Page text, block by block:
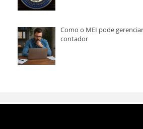
Como o MEI pode
contador